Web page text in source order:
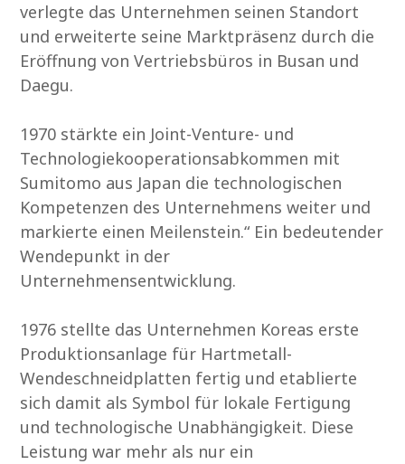
verlegte das Unternehmen seinen Standort
und erweiterte seine Marktpräsenz durch die
Eröffnung von Vertriebsbüros in Busan und
Daegu.
1970 stärkte ein Joint-Venture- und
Technologiekooperationsabkommen mit
Sumitomo aus Japan die technologischen
Kompetenzen des Unternehmens weiter und
markierte einen Meilenstein.“ Ein bedeutender
Wendepunkt in der
Unternehmensentwicklung.
1976 stellte das Unternehmen Koreas erste
Produktionsanlage für Hartmetall-
Wendeschneidplatten fertig und etablierte
sich damit als Symbol für lokale Fertigung
und technologische Unabhängigkeit. Diese
Leistung war mehr als nur ein